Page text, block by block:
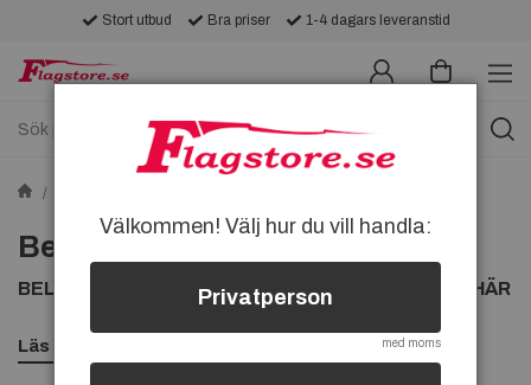
Stort utbud Bra priser 1-4 dagars leveranstid
Bel Ray-tygmärken
BEL RAY TYGMÄRKEN, KÖP BEL RAY TYGMÄRKE HÄR
Läs mer
Välkommen! Välj hur du vill handla:
Privatperson
med moms